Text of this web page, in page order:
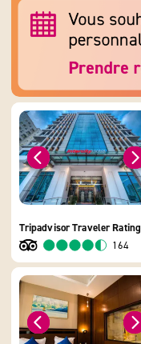
Tripadvisor Traveler Rating
164